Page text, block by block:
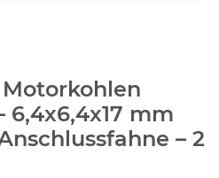
6,4x6,4x17 mm
– 2